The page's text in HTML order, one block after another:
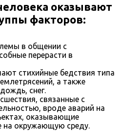
оказывают
факторов:
в общении с
перерасти в
стихийные бедствия типа
а также
снег.
связанные с
вроде аварий на
оказывающие
на окружающую среду.